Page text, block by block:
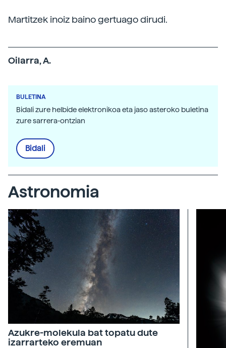
Martitzek inoiz baino gertuago dirudi.
Oilarra, A.
BULETINA
Bidali zure helbide elektronikoa eta jaso asteroko buletina
zure sarrera-ontzian
Bidali
Astronomia
Azukre-molekula bat topatu dute
izarrarteko eremuan